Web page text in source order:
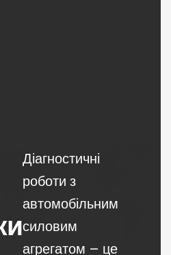
Діагностичні
роботи з
автомобільним
силовим
агрегатом – це